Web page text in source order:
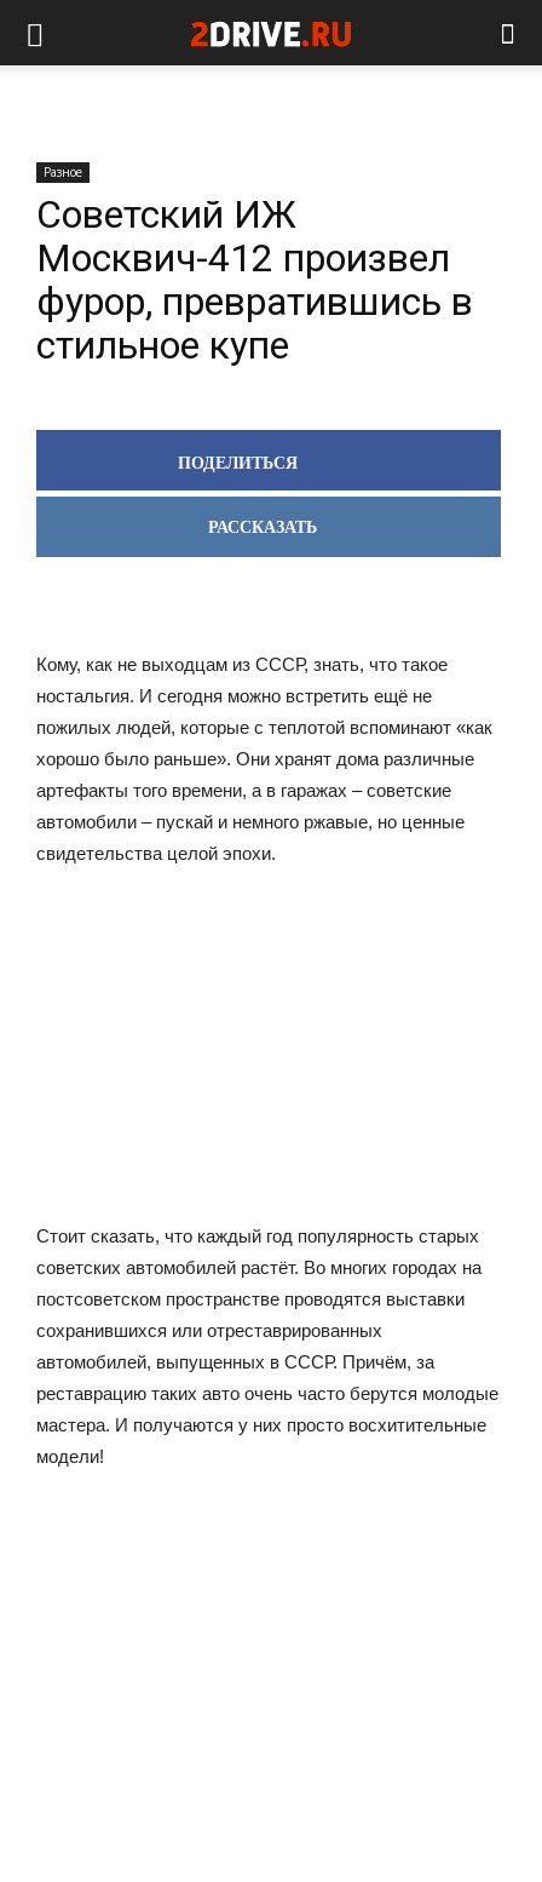
Разное
Советский ИЖ
Москвич-412 произвел
фурор, превратившись в
стильное купе
ПОДЕЛИТЬСЯ
РАССКАЗАТЬ
Кому, как не выходцам из СССР, знать, что такое
ностальгия. И сегодня можно встретить ещё не
пожилых людей, которые с теплотой вспоминают «как
хорошо было раньше». Они хранят дома различные
артефакты того времени, а в гаражах – советские
автомобили – пускай и немного ржавые, но ценные
свидетельства целой эпохи.
Стоит сказать, что каждый год популярность старых
советских автомобилей растёт. Во многих городах на
постсоветском пространстве проводятся выставки
сохранившихся или отреставрированных
автомобилей, выпущенных в СССР. Причём, за
реставрацию таких авто очень часто берутся молодые
мастера. И получаются у них просто восхитительные
модели!